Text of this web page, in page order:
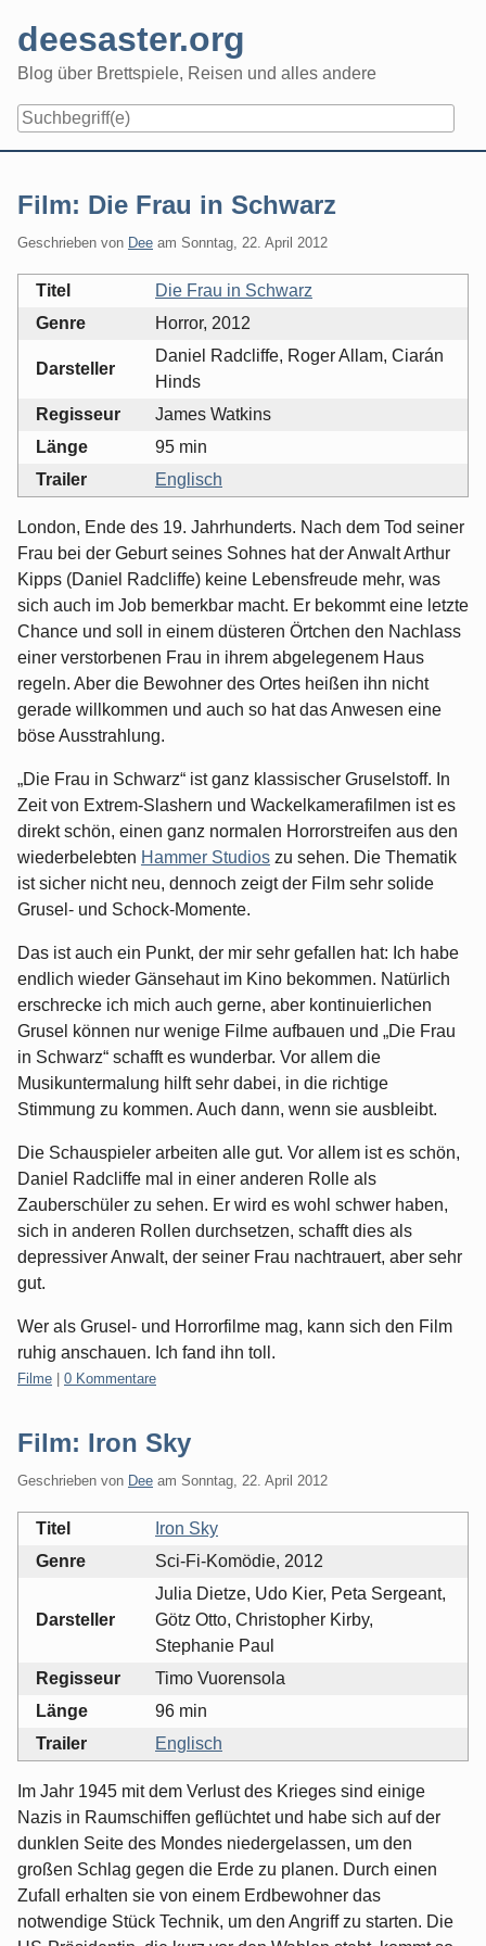
content
deesaster.org
Blog über Brettspiele, Reisen und alles andere
Film: Die Frau in Schwarz
Geschrieben von Dee am Sonntag, 22. April 2012
Titel
Die Frau in Schwarz
Genre
Horror, 2012
Darsteller
Daniel Radcliffe, Roger Allam, Ciarán
Hinds
Regisseur
James Watkins
Länge
95 min
Trailer
Englisch
London, Ende des 19. Jahrhunderts. Nach dem Tod seiner
Frau bei der Geburt seines Sohnes hat der Anwalt Arthur
Kipps (Daniel Radcliffe) keine Lebensfreude mehr, was
sich auch im Job bemerkbar macht. Er bekommt eine letzte
Chance und soll in einem düsteren Örtchen den Nachlass
einer verstorbenen Frau in ihrem abgelegenem Haus
regeln. Aber die Bewohner des Ortes heißen ihn nicht
gerade willkommen und auch so hat das Anwesen eine
böse Ausstrahlung.
„Die Frau in Schwarz“ ist ganz klassischer Gruselstoff. In
Zeit von Extrem-Slashern und Wackelkamerafilmen ist es
direkt schön, einen ganz normalen Horrorstreifen aus den
wiederbelebten Hammer Studios zu sehen. Die Thematik
ist sicher nicht neu, dennoch zeigt der Film sehr solide
Grusel- und Schock-Momente.
Das ist auch ein Punkt, der mir sehr gefallen hat: Ich habe
endlich wieder Gänsehaut im Kino bekommen. Natürlich
erschrecke ich mich auch gerne, aber kontinuierlichen
Grusel können nur wenige Filme aufbauen und „Die Frau
in Schwarz“ schafft es wunderbar. Vor allem die
Musikuntermalung hilft sehr dabei, in die richtige
Stimmung zu kommen. Auch dann, wenn sie ausbleibt.
Die Schauspieler arbeiten alle gut. Vor allem ist es schön,
Daniel Radcliffe mal in einer anderen Rolle als
Zauberschüler zu sehen. Er wird es wohl schwer haben,
sich in anderen Rollen durchsetzen, schafft dies als
depressiver Anwalt, der seiner Frau nachtrauert, aber sehr
gut.
Wer als Grusel- und Horrorfilme mag, kann sich den Film
ruhig anschauen. Ich fand ihn toll.
Kategorien:
Filme 0 Kommentare
Film: Iron Sky
Geschrieben von Dee am Sonntag, 22. April 2012
Titel
Iron Sky
Genre
Sci-Fi-Komödie, 2012
Darsteller
Julia Dietze, Udo Kier, Peta Sergeant,
Götz Otto, Christopher Kirby,
Stephanie Paul
Regisseur
Timo Vuorensola
Länge
96 min
Trailer
Englisch
Im Jahr 1945 mit dem Verlust des Krieges sind einige
Nazis in Raumschiffen geflüchtet und habe sich auf der
dunklen Seite des Mondes niedergelassen, um den
großen Schlag gegen die Erde zu planen. Durch einen
Zufall erhalten sie von einem Erdbewohner das
notwendige Stück Technik, um den Angriff zu starten. Die